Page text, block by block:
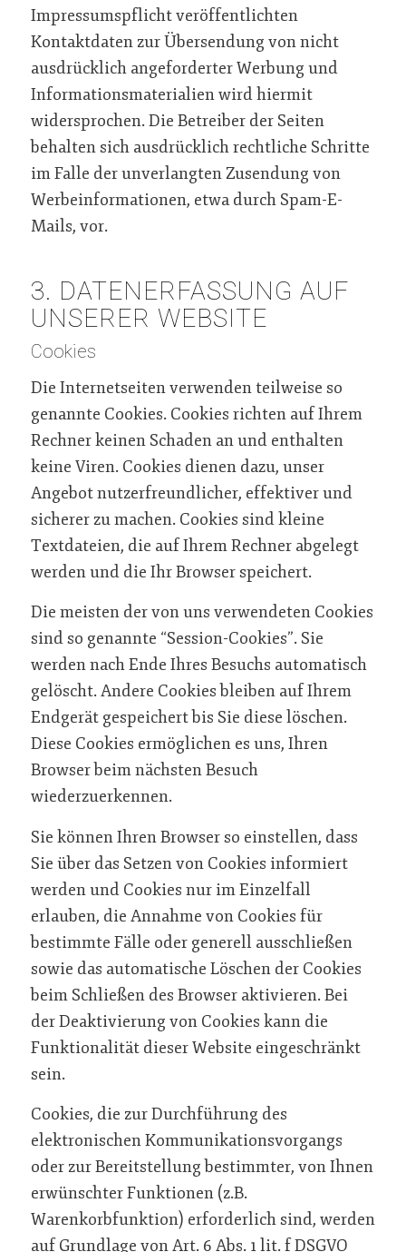
Impressumspflicht veröffentlichten
Kontaktdaten zur Übersendung von nicht
ausdrücklich angeforderter Werbung und
Informationsmaterialien wird hiermit
widersprochen. Die Betreiber der Seiten
behalten sich ausdrücklich rechtliche Schritte
im Falle der unverlangten Zusendung von
Werbeinformationen, etwa durch Spam-E-
Mails, vor.
3. DATENERFASSUNG AUF
UNSERER WEBSITE
Cookies
Die Internetseiten verwenden teilweise so
genannte Cookies. Cookies richten auf Ihrem
Rechner keinen Schaden an und enthalten
keine Viren. Cookies dienen dazu, unser
Angebot nutzerfreundlicher, effektiver und
sicherer zu machen. Cookies sind kleine
Textdateien, die auf Ihrem Rechner abgelegt
werden und die Ihr Browser speichert.
Die meisten der von uns verwendeten Cookies
sind so genannte “Session-Cookies”. Sie
werden nach Ende Ihres Besuchs automatisch
gelöscht. Andere Cookies bleiben auf Ihrem
Endgerät gespeichert bis Sie diese löschen.
Diese Cookies ermöglichen es uns, Ihren
Browser beim nächsten Besuch
wiederzuerkennen.
Sie können Ihren Browser so einstellen, dass
Sie über das Setzen von Cookies informiert
werden und Cookies nur im Einzelfall
erlauben, die Annahme von Cookies für
bestimmte Fälle oder generell ausschließen
sowie das automatische Löschen der Cookies
beim Schließen des Browser aktivieren. Bei
der Deaktivierung von Cookies kann die
Funktionalität dieser Website eingeschränkt
sein.
Cookies, die zur Durchführung des
elektronischen Kommunikationsvorgangs
oder zur Bereitstellung bestimmter, von Ihnen
erwünschter Funktionen (z.B.
Warenkorbfunktion) erforderlich sind, werden
auf Grundlage von Art. 6 Abs. 1 lit. f DSGVO